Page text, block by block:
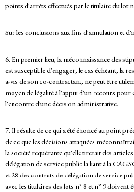
points d'arrêts effectués par le titulaire du lot
Sur les conclusions aux fins d'annulation et
6. En premier lieu, la méconnaissance des
est susceptible d'engager, le cas échéant, la
à-vis de son co-contractant, ne peut être
moyen de légalité à l'appui d'un recours pour
l'encontre d'une décision administrative.
7. Il résulte de ce qui a été énoncé au point
de ce que les décisions attaquées
la société requérante qu'elle tirerait des
délégation de service public la liant à la
et 28 des contrats de délégation de service
avec les titulaires des lots n° 8 et n° 9 doivent